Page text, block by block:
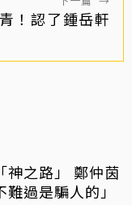
！認了鍾岳軒
神之路」 鄭仲茵
過是騙人的」